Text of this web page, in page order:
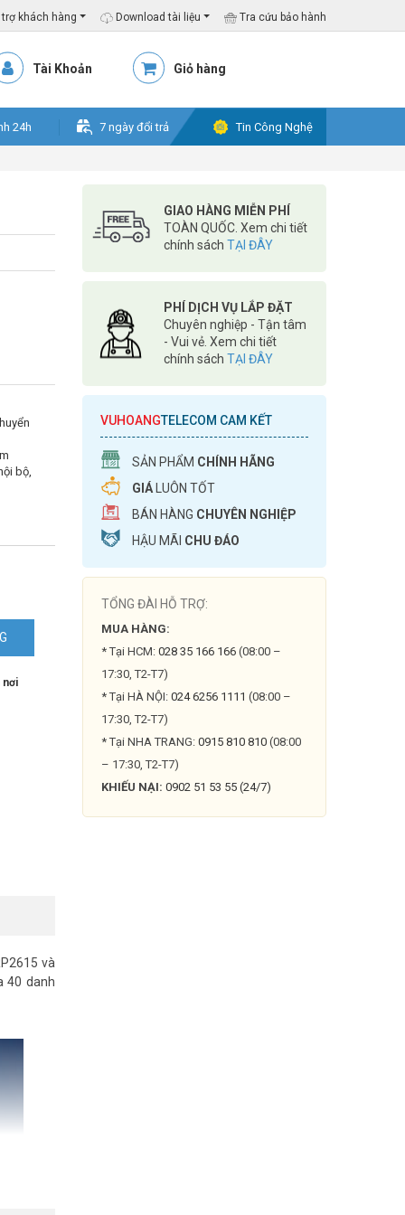
khách hàng Download tài liệu Tra cứu bảo hành
Tài Khoản Giỏ hàng
24h 7 ngày đổi trả Tin Công Nghệ
bộ,
nơi
và
40 danh
GIAO HÀNG MIỄN PHÍ
TOÀN QUỐC. Xem chi tiết
chính sách TẠI ĐÂY
PHÍ DỊCH VỤ LẮP ĐẶT
Chuyên nghiệp - Tận tâm
- Vui vẻ. Xem chi tiết
chính sách TẠI ĐÂY
VUHOANGTELECOM CAM KẾT
SẢN PHẨM CHÍNH HÃNG
GIÁ LUÔN TỐT
BÁN HÀNG CHUYÊN NGHIỆP
HẬU MÃI CHU ĐÁO
TỔNG ĐÀI HỖ TRỢ:
MUA HÀNG:
* Tại HCM: 028 35 166 166 (08:00 –
17:30, T2-T7)
* Tại HÀ NỘI: 024 6256 1111 (08:00 –
17:30, T2-T7)
* Tại NHA TRANG: 0915 810 810 (08:00
– 17:30, T2-T7)
KHIẾU NẠI: 0902 51 53 55 (24/7)